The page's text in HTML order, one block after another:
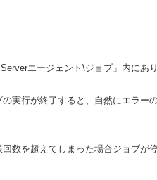
エージェント\ジョブ」内にあ
実行が終了すると、自然にエラー
数を超えてしまった場合ジョブが